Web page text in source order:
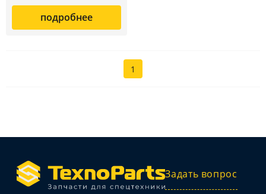
подробнее
1
Задать вопрос